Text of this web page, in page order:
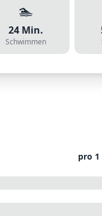
🏊
24 Min.
Schwimmen
pro